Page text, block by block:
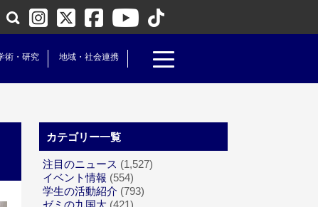
術・研究 地域・社会連携
カテゴリー一覧
注目のニュース (1,527)
イベント情報 (554)
学生の活動紹介 (793)
ゼミの九国大 (421)